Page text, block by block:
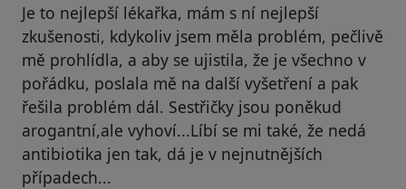
Je to nejlepší lékařka, mám s ní nejlepší
zkušenosti, kdykoliv jsem měla problém, pečlivě
mě prohlídla, a aby se ujistila, že je všechno v
pořádku, poslala mě na další vyšetření a pak
řešila problém dál. Sestřičky jsou poněkud
arogantní,ale vyhoví...Líbí se mi také, že nedá
antibiotika jen tak, dá je v nejnutnějších
případech...